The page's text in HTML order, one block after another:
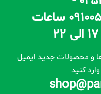
09126527173 - 09100557173 ساعات
و محصولات جدید ایمیل
کنید